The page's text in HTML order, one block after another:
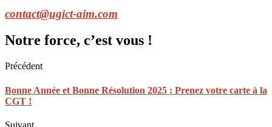
contact@ugict-aim.com
Notre force, c’est vous !
Précédent
Bonne Année et Bonne Résolution 2025 : Prenez votre carte à la
CGT !
Suivant